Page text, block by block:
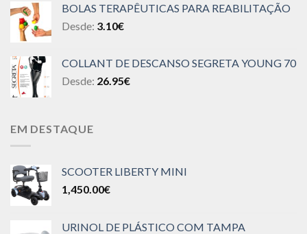
BOLAS TERAPÊUTICAS PARA REABILITAÇÃO
Desde: 3.10€
COLLANT DE DESCANSO SEGRETA YOUNG 70
Desde: 26.95€
EM DESTAQUE
SCOOTER LIBERTY MINI
1,450.00€
URINOL DE PLÁSTICO COM TAMPA